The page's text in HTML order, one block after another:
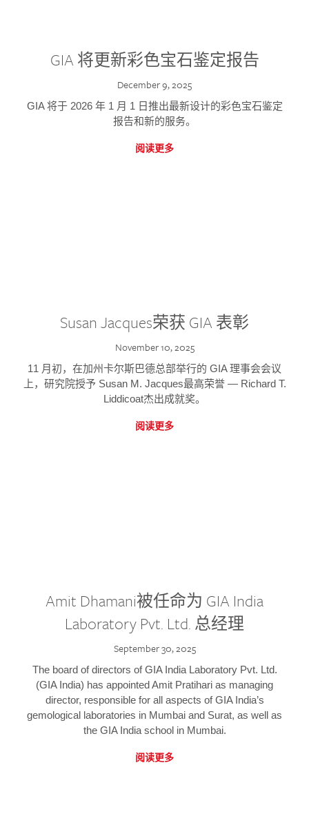
GIA 将更新彩色宝石鉴定报告
December 9, 2025
GIA 将于 2026 年 1 月 1 日推出最新设计的彩色宝石鉴定
报告和新的服务。
阅读更多
Susan Jacques荣获 GIA 表彰
November 10, 2025
11 月初，在加州卡尔斯巴德总部举行的 GIA 理事会会议
上，研究院授予 Susan M. Jacques最高荣誉 — Richard T.
Liddicoat杰出成就奖。
阅读更多
Amit Dhamani被任命为 GIA India
Laboratory Pvt. Ltd. 总经理
September 30, 2025
The board of directors of GIA India Laboratory Pvt. Ltd.
(GIA India) has appointed Amit Pratihari as managing
director, responsible for all aspects of GIA India’s
gemological laboratories in Mumbai and Surat, as well as
the GIA India school in Mumbai.
阅读更多